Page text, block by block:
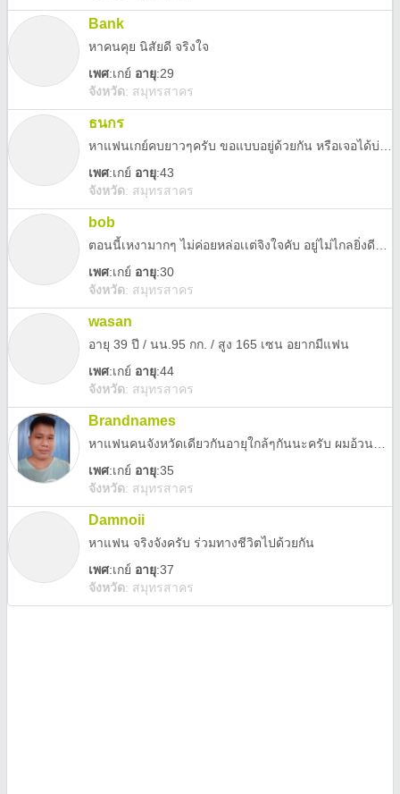
Bank
หาคนคุย นิสัยดี จริงใจ
เพศ:เกย์ อายุ:29
จังหวัด: สมุทรสาคร
ธนกร
เพศ:เกย์ อายุ:43
จังหวัด: สมุทรสาคร
bob
เพศ:เกย์ อายุ:30
จังหวัด: สมุทรสาคร
wasan
อายุ 39 ปี / นน.95 กก. / สูง 165 เซน อยากมีแฟน
เพศ:เกย์ อายุ:44
จังหวัด: สมุทรสาคร
Brandnames
เพศ:เกย์ อายุ:35
จังหวัด: สมุทรสาคร
Damnoii
หาแฟน จริงจังครับ ร่วมทางชีวิตไปด้วยกัน
เพศ:เกย์ อายุ:37
จังหวัด: สมุทรสาคร